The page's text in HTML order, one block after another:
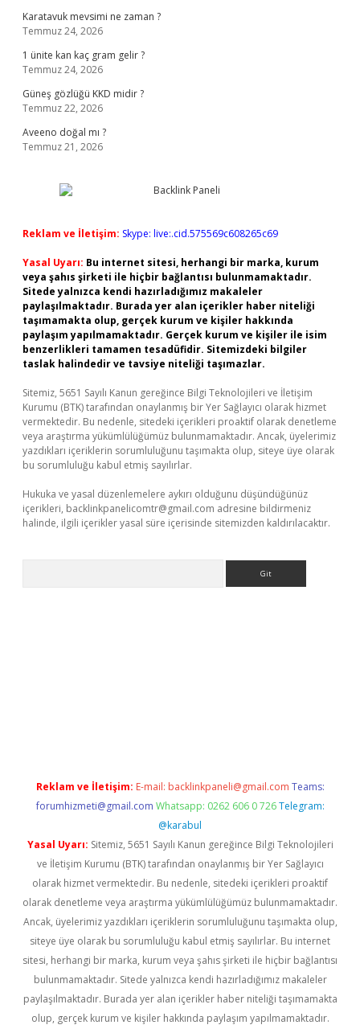
Karatavuk mevsimi ne zaman ?
Temmuz 24, 2026
1 ünite kan kaç gram gelir ?
Temmuz 24, 2026
Güneş gözlüğü KKD midir ?
Temmuz 22, 2026
Aveeno doğal mı ?
Temmuz 21, 2026
Reklam ve İletişim: Skype: live:.cid.575569c608265c69
Yasal Uyarı: Bu internet sitesi, herhangi bir marka, kurum
veya şahıs şirketi ile hiçbir bağlantısı bulunmamaktadır.
Sitede yalnızca kendi hazırladığımız makaleler
paylaşılmaktadır. Burada yer alan içerikler haber niteliği
taşımamakta olup, gerçek kurum ve kişiler hakkında
paylaşım yapılmamaktadır. Gerçek kurum ve kişiler ile isim
benzerlikleri tamamen tesadüfidir. Sitemizdeki bilgiler
taslak halindedir ve tavsiye niteliği taşımazlar.
Sitemiz, 5651 Sayılı Kanun gereğince Bilgi Teknolojileri ve İletişim
Kurumu (BTK) tarafından onaylanmış bir Yer Sağlayıcı olarak hizmet
vermektedir. Bu nedenle, sitedeki içerikleri proaktif olarak denetleme
veya araştırma yükümlülüğümüz bulunmamaktadır. Ancak, üyelerimiz
yazdıkları içeriklerin sorumluluğunu taşımakta olup, siteye üye olarak
bu sorumluluğu kabul etmiş sayılırlar.
Hukuka ve yasal düzenlemelere aykırı olduğunu düşündüğünüz
içerikleri, backlinkpanelicomtr@gmail.com adresine bildirmeniz
halinde, ilgili içerikler yasal süre içerisinde sitemizden kaldırılacaktır.
Reklam ve İletişim: E-mail: backlinkpaneli@gmail.com Teams:
forumhizmeti@gmail.com Whatsapp: 0262 606 0 726 Telegram:
@karabul
Yasal Uyarı: Sitemiz, 5651 Sayılı Kanun gereğince Bilgi Teknolojileri
ve İletişim Kurumu (BTK) tarafından onaylanmış bir Yer Sağlayıcı
olarak hizmet vermektedir. Bu nedenle, sitedeki içerikleri proaktif
olarak denetleme veya araştırma yükümlülüğümüz bulunmamaktadır.
Ancak, üyelerimiz yazdıkları içeriklerin sorumluluğunu taşımakta olup,
siteye üye olarak bu sorumluluğu kabul etmiş sayılırlar. Bu internet
sitesi, herhangi bir marka, kurum veya şahıs şirketi ile hiçbir bağlantısı
bulunmamaktadır. Sitede yalnızca kendi hazırladığımız makaleler
paylaşılmaktadır. Burada yer alan içerikler haber niteliği taşımamakta
olup, gerçek kurum ve kişiler hakkında paylaşım yapılmamaktadır.